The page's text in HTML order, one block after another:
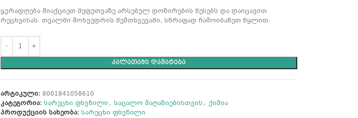
ყურადღება მიაქციეთ შეფუთვაზე არსებულ დოზირების წესებს და დაიცავით
რეცხვისას. თვალში მოხვედრის შემთხვევაში, სწრაფად ჩამოიბანეთ წყლით.
ᲙᲐᲚᲐᲗᲐᲨᲘ ᲓᲐᲛᲐᲢᲔᲑᲐ
არტიკული: 8001841058610
კატეგორია: სარეცხი ფხვნილი , საცალო მაღაზიებისთვის , ქიმია
პროდუქციის სახეობა: სარეცხი ფხვნილი